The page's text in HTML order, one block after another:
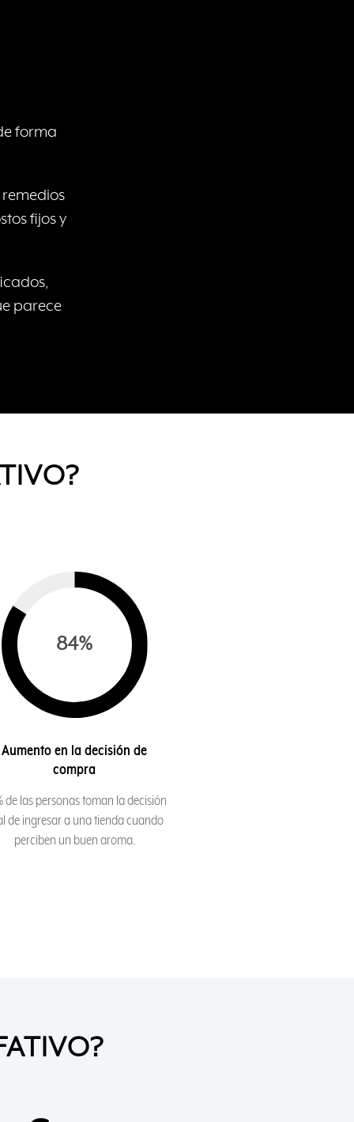
forma
fijos y
parece
84%
Aumento en la decisión de
compra
de las personas toman la decisión
de ingresar a una tienda cuando
perciben un buen aroma.